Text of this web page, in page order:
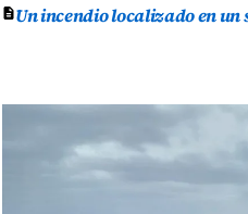
Un incendio localizado en